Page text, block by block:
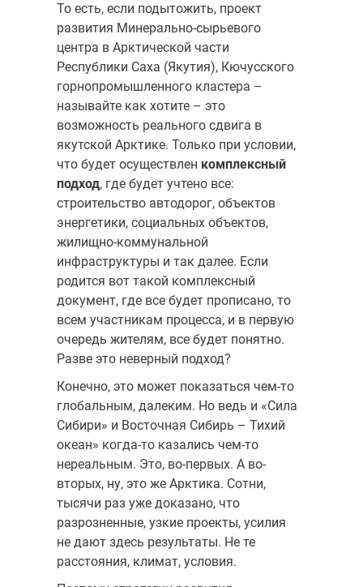
То есть, если подытожить, проект
развития Минерально-сырьевого
центра в Арктической части
Республики Саха (Якутия), Кючусского
горнопромышленного кластера –
называйте как хотите – это
возможность реального сдвига в
якутской Арктике. Только при условии,
что будет осуществлен комплексный
подход, где будет учтено все:
строительство автодорог, объектов
энергетики, социальных объектов,
жилищно-коммунальной
инфраструктуры и так далее. Если
родится вот такой комплексный
документ, где все будет прописано, то
всем участникам процесса, и в первую
очередь жителям, все будет понятно.
Разве это неверный подход?
Конечно, это может показаться чем-то
глобальным, далеким. Но ведь и «Сила
Сибири» и Восточная Сибирь – Тихий
океан» когда-то казались чем-то
нереальным. Это, во-первых. А во-
вторых, ну, это же Арктика. Сотни,
тысячи раз уже доказано, что
разрозненные, узкие проекты, усилия
не дают здесь результаты. Не те
расстояния, климат, условия.